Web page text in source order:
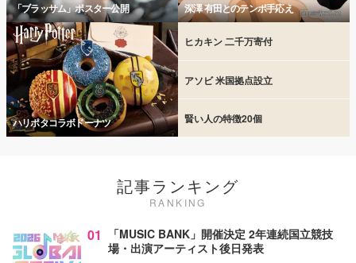
「ブラッサム」ポスター公開 深澤 有田とのテンポ手応え
ハリポタコラボドーナツ
ヒカキン 二千万寄付
アソビ 米国拠点設立
賢い人の特徴20個
記事ランキング
RANKING
01
「MUSIC BANK」開催決定 2年連続国立競技
場・出演アーティスト後日発表